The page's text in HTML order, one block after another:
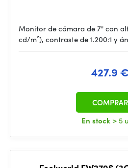
Monitor de cámara de 7" con
cd/m²), contraste de 1.200:1 y
427.9 €
En stock > 5
COMPRAR